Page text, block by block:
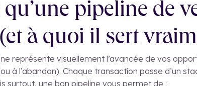
qu’une pipeline de
à quoi il sert
représente visuellement l’avancée de vos
à l’abandon). Chaque transaction passe d’un
surtout, une bon pipeline vous permet de :